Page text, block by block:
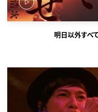
明日以外すべ